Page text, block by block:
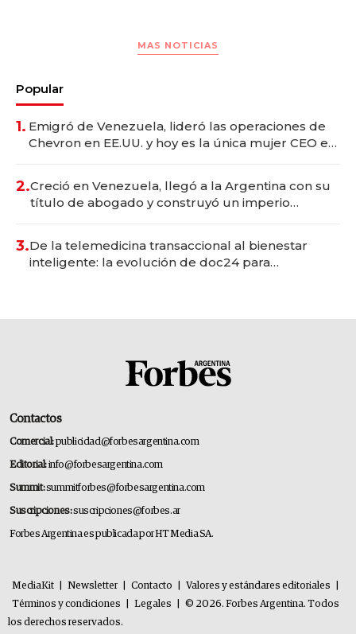
MAS NOTICIAS
Popular
1. Emigró de Venezuela, lideró las operaciones de
Chevron en EE.UU. y hoy es la única mujer CEO en
2.Creció en Venezuela, llegó a la Argentina con su
título de abogado y construyó un imperio
3.De la telemedicina transaccional al bienestar
inteligente: la evolución de doc24 para
Contactos
Comercial:publicidad@forbesargentina.com
Editorial:info@forbesargentina.com
Summit:summitforbes@forbesargentina.com
Suscripciones:suscripciones@forbes.ar
Forbes Argentina es publicada por HT Media SA.
MediaKit Newsletter Contacto Valores y estándares editoriales
Términos y condiciones
Legales
© 2026. Forbes Argentina. Todos
los derechos reservados.